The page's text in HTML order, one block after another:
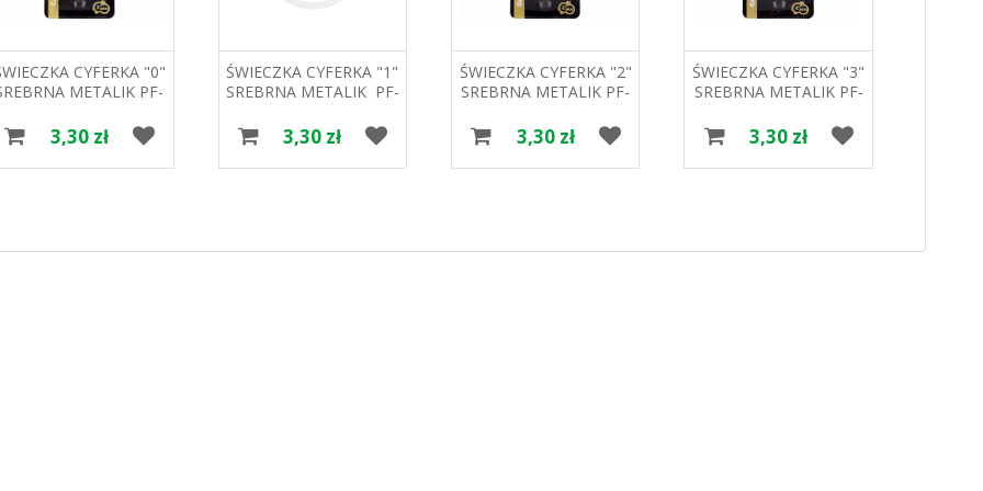
CYFERKA "0"
METALIK PF-
3,30 zł
ŚWIECZKA CYFERKA "1"
SREBRNA METALIK PF-
3,30 zł
ŚWIECZKA CYFERKA "2"
SREBRNA METALIK PF-
3,30 zł
ŚWIECZKA CYFERKA "3"
SREBRNA METALIK PF-
3,30 zł